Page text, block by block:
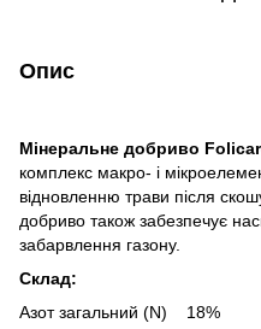
Опис
Мінеральне добриво
комплекс макро- і
відновленню трави після
добриво також забезпечує
забарвлення газону.
Склад:
Азот загальний (N) 18%